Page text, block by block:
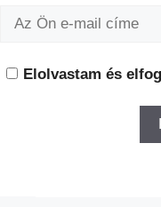
Elolvastam és